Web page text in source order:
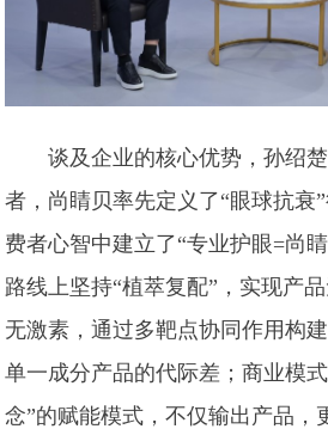
谈及企业的核心优势，孙绍
者，尚睛贝率先定义了“眼球抗衰
费者心智中建立了“专业护眼=尚
路线上坚持“植萃复配”，实现产
无激素，通过多靶点协同作用构
单一成分产品的代际差；商业模
念”的赋能模式，不仅输出产品，